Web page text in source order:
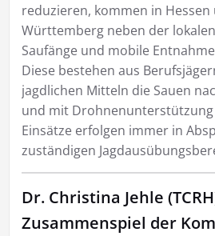
reduzieren, kommen in Hessen
Württemberg neben der
Saufänge und mobile
Diese bestehen aus
jagdlichen Mitteln die Sauen
und mit Drohnenunterstützung
Einsätze erfolgen immer in
zuständigen
Dr. Christina Jehle
Zusammenspiel der